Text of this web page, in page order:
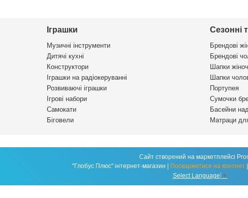
Іграшки
Музичні інструменти
Дитячі кухні
Конструктори
Іграшки на радіокеруванні
Розвиваючі іграшки
Ігрові набори
Самокати
Біговели
Сезонні
Брендові
Брендові
Шапки
Шапки
Портупея
Сумочки
Басейни
Матраци
Сайт створений на маркетплейсі
Поскаржитися на контент
Select Language ▼